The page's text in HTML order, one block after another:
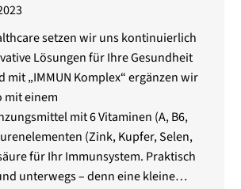
setzen wir uns kontinuierlich
Lösungen für Ihre Gesundheit
mit „IMMUN Komplex“ ergänzen wir
mit einem
mit 6 Vitaminen (A, B6,
(Zink, Kupfer, Selen,
für Ihr Immunsystem. Praktisch
unterwegs – denn eine kleine…